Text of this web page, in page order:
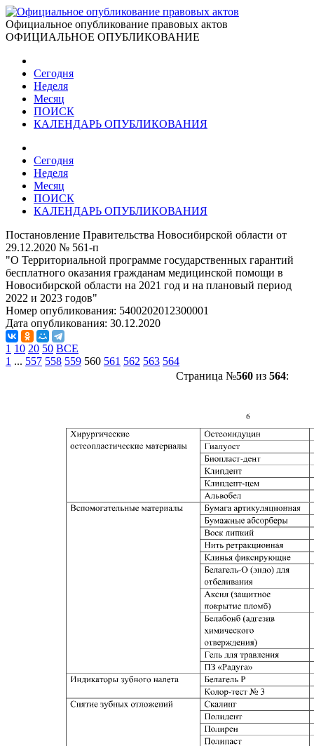
Официальное опубликование правовых актов
ОФИЦИАЛЬНОЕ ОПУБЛИКОВАНИЕ
Сегодня
Неделя
Месяц
ПОИСК
КАЛЕНДАРЬ ОПУБЛИКОВАНИЯ
Сегодня
Неделя
Месяц
ПОИСК
КАЛЕНДАРЬ ОПУБЛИКОВАНИЯ
Постановление Правительства Новосибирской области от
29.12.2020 № 561-п
"О Территориальной программе государственных гарантий
бесплатного оказания гражданам медицинской помощи в
Новосибирской области на 2021 год и на плановый период
2022 и 2023 годов"
Номер опубликования: 5400202012300001
Дата опубликования: 30.12.2020
1 10 20 50 ВСЕ
1 ... 557 558 559 560 561 562 563 564
Страница №560из 564: